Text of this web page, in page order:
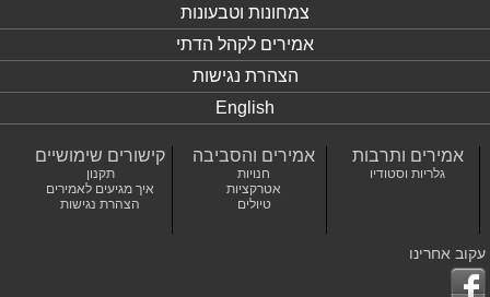
צמחונות וטבעונות
אמירים לקהל הדתי
הצהרת נגישות
English
אמירים ותרבות
גלריות וסטודיו
אמירים והסביבה
חנויות
אטרקציות
טיולים
קישורים שימושיים
תקנון
איך מגיעים לאמירים
הצהרת נגישות
עקוב אחרינו